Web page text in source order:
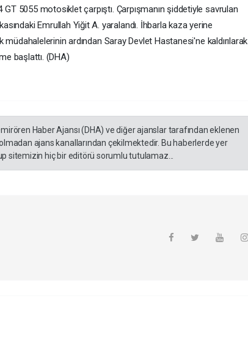
GT 5055 motosiklet çarpıştı. Çarpışmanın şiddetiyle savrulan
Emrullah Yiğit A. yaralandı. İhbarla kaza yerine
müdahalelerinin ardından Saray Devlet Hastanesi'ne kaldırılarak
başlattı. (DHA)
Haber Ajansı (DHA) ve diğer ajanslar tarafından eklenen
ajans kanallarından çekilmektedir. Bu haberlerde yer
sitemizin hiç bir editörü sorumlu tutulamaz...